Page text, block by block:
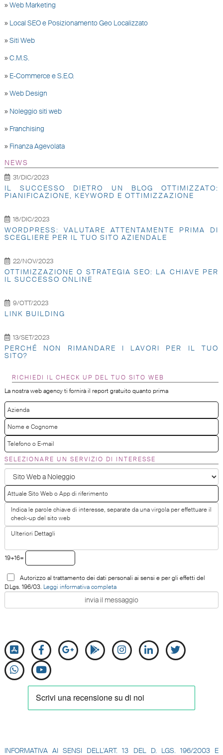
» Web Marketing
» Local SEO e Posizionamento Geo Localizzato
» Siti Web
» C.M.S.
» E-Commerce e S.E.O.
» Web Design
» Noleggio siti web
» Franchising
» Finanza Agevolata
NEWS
31/DIC/2023
IL SUCCESSO DIETRO UN BLOG OTTIMIZZATO:
PIANIFICAZIONE, KEYWORD E OTTIMIZZAZIONE
18/DIC/2023
WORDPRESS: VALUTARE ATTENTAMENTE PRIMA DI
SCEGLIERE PER IL TUO SITO AZIENDALE
22/NOV/2023
OTTIMIZZAZIONE O STRATEGIA SEO: LA CHIAVE PER
IL SUCCESSO ONLINE
9/OTT/2023
LINK BUILDING
13/SET/2023
PERCHÉ NON RIMANDARE I LAVORI PER IL TUO
SITO?
RICHIEDI IL CHECK UP DEL TUO SITO WEB
La nostra web agency ti fornirà il report gratuito quanto prima
SELEZIONARE UN SERVIZIO DI INTERESSE
19+16=
Autorizzo al trattamento dei dati personali ai sensi e per gli effetti del
D.Lgs. 196/03. Leggi informativa completa
INFORMATIVA AI SENSI DELL’ART. 13 DEL D. LGS. 196/2003 E